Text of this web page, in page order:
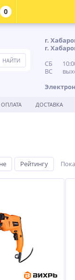
г.
г.
СБ 10:00
ВС
ОПЛАТА ДОСТАВКА
Рейтингу
0